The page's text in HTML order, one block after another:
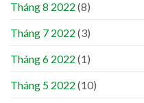
Tháng 8 2022 (8)
Tháng 7 2022 (3)
Tháng 6 2022 (1)
Tháng 5 2022 (10)